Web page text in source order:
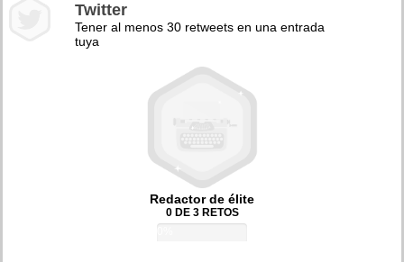
Twitter
Tener al menos 30 retweets en una entrada
tuya
Redactor de élite
0 DE 3 RETOS